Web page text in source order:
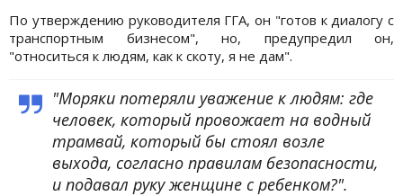
По утверждению руководителя ГГА, он "готов к диалогу с
транспортным бизнесом", но, предупредил он,
"относиться к людям, как к скоту, я не дам".
"Моряки потеряли уважение к людям: где
человек, который провожает на водный
трамвай, который бы стоял возле
выхода, согласно правилам безопасности,
и подавал руку женщине с ребенком?".